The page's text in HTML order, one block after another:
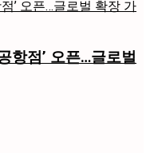
항점’ 오픈…글로벌